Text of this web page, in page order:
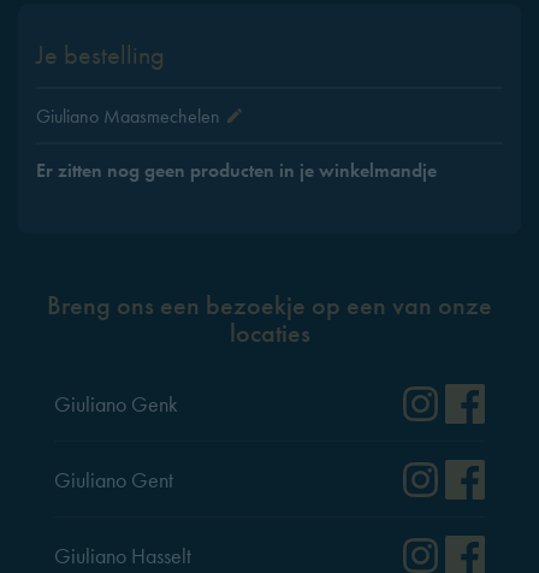
Je bestelling
Giuliano Maasmechelen
Er zitten nog geen producten in je winkelmandje
Breng ons een bezoekje op een van onze
locaties
Giuliano Genk
Giuliano Gent
Giuliano Hasselt